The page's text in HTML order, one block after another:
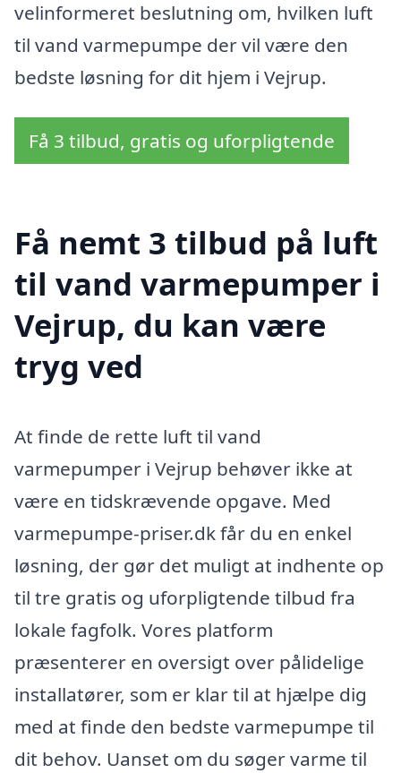
velinformeret beslutning om, hvilken luft
til vand varmepumpe der vil være den
bedste løsning for dit hjem i Vejrup.
Få 3 tilbud, gratis og uforpligtende
Få nemt 3 tilbud på luft
til vand varmepumper i
Vejrup, du kan være
tryg ved
At finde de rette luft til vand
varmepumper i Vejrup behøver ikke at
være en tidskrævende opgave. Med
varmepumpe-priser.dk får du en enkel
løsning, der gør det muligt at indhente op
til tre gratis og uforpligtende tilbud fra
lokale fagfolk. Vores platform
præsenterer en oversigt over pålidelige
installatører, som er klar til at hjælpe dig
med at finde den bedste varmepumpe til
dit behov. Uanset om du søger varme til